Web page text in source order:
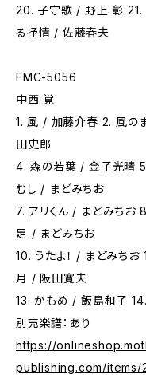
20. 子守歌 / 野上 彰 21.
る抒情 / 佐藤春夫
FMC-5056
中西 覚
1. 風 / 加藤介春 2. 風の
田史郎
4. 森の若葉 / 金子光晴
むし / まどみちお
7. アリくん / まどみちお
足 / まどみちお
10. うたよ！ / まどみち
月 / 阪田寛夫
13. かもめ / 飯島和子
別売楽譜：あり
https://
publishing.com/items/